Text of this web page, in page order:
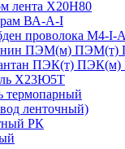
лента Х20Н80
ВА-А-I
проволока М4-I-
ПЭМ(м)
ПЭК(т)
Х23Ю5Т
термопарный
ленточный)
РК